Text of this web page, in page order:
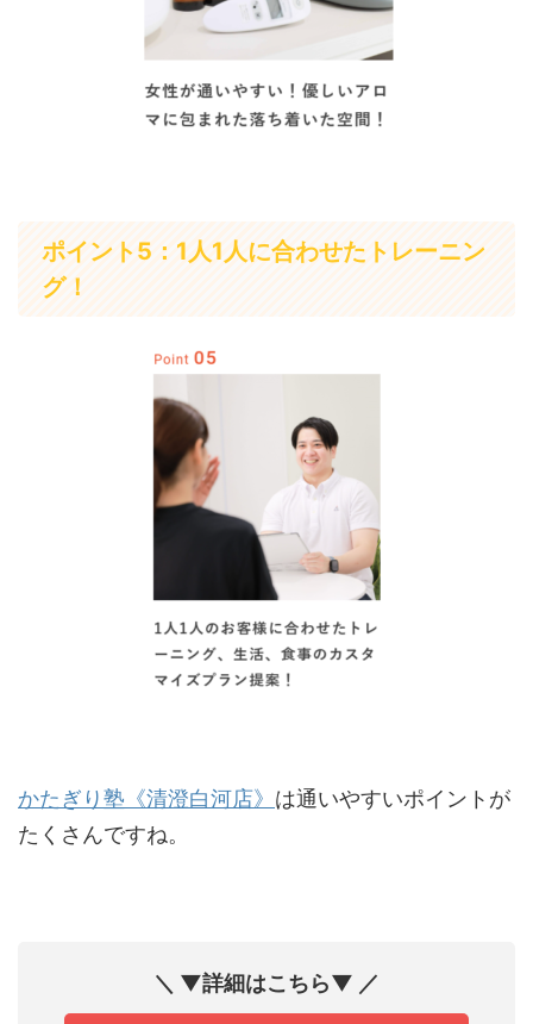
ポイント5：1人1人に合わせたトレーニン
グ！
かたぎり塾《清澄白河店》 は通いやすいポイントが
たくさんですね。
＼ ▼詳細はこちら▼ ／